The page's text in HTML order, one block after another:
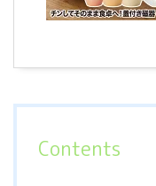
Contents